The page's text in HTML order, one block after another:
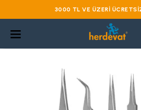
3000 TL VE ÜZERI